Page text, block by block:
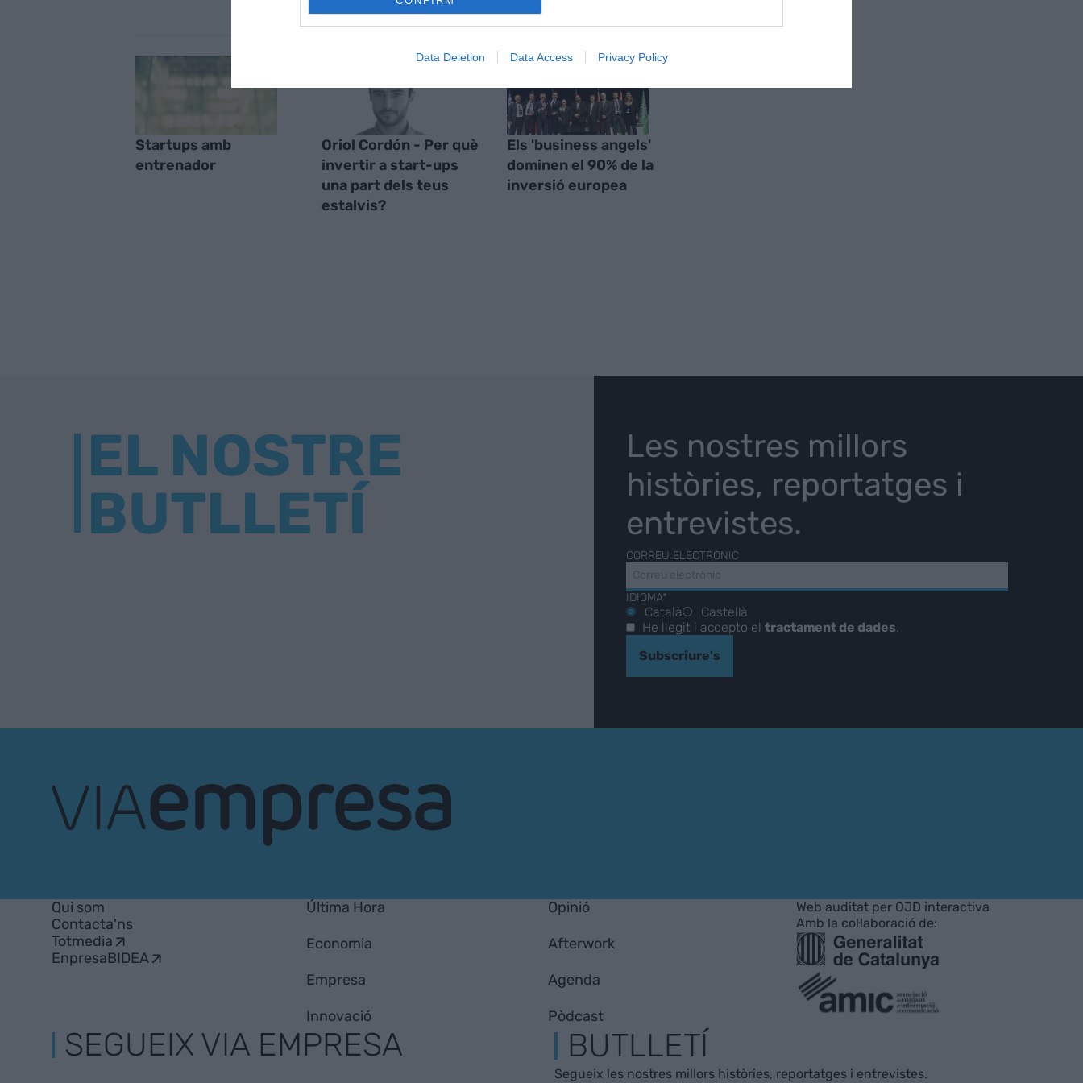
Data Deletion Data Access Privacy Policy
Startups amb
entrenador
Oriol Cordón - Per què
invertir a start-ups
una part dels teus
estalvis?
Els 'business angels'
dominen el 90% de la
inversió europea
EL NOSTRE
BUTLLETÍ
Les nostres millors
històries, reportatges i
entrevistes.
CORREU ELECTRÒNIC
IDIOMA*
Català
Castellà
He llegit i accepto el tractament de dades.
Subscriure's
Qui som
Contacta'ns
Totmedia
EnpresaBIDEA
Última Hora
Economia
Empresa
Innovació
Opinió
Afterwork
Agenda
Pòdcast
Web auditat per OJD interactiva
Amb la col·laboració de:
SEGUEIX VIA EMPRESA BUTLLETÍ
Segueix les nostres millors històries, reportatges i entrevistes.